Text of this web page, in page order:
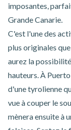
imposantes,
Grande Canarie
C'est l'une des
plus originales
aurez la
hauteurs. À
d'une tyrolienne
vue à couper le
mènera ensuite à